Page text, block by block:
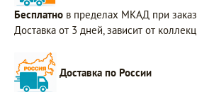
Бесплатно в пределах МКАД при
Доставка от 3 дней, зависит от
Доставка по России